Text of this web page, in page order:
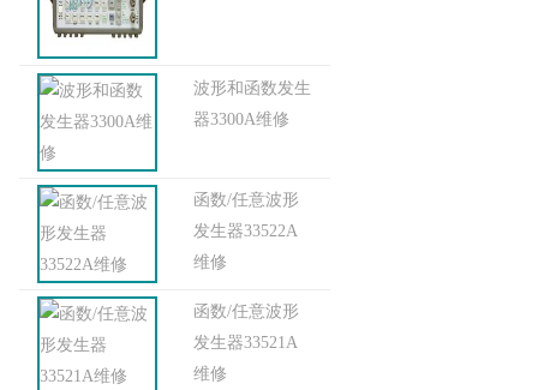
波形和函数发生
器3300A维修
函数/任意波形
发生器33522A
维修
函数/任意波形
发生器33521A
维修